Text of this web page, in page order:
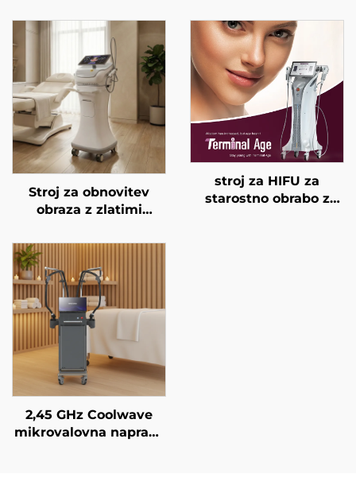
Stroj za obnovitev
obraza z zlatimi
dvojnimi frekvencami
stroj za HIFU za
starostno obrabo z
2,45 GHz Coolwave
mikrovalovna naprava